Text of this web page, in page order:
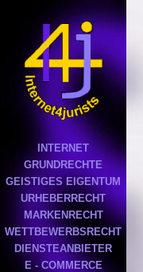
INTERNET
GRUNDRECHTE
GEISTIGES EIGENTUM
URHEBERRECHT
MARKENRECHT
WETTBEWERBSRECHT
DIENSTEANBIETER
E - COMMERCE